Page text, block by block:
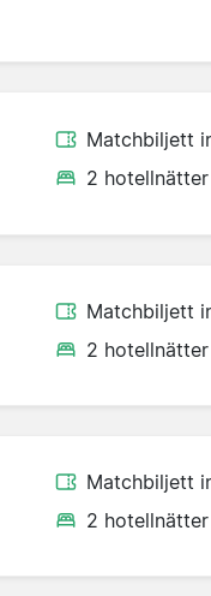
Matchbiljett
2
Matchbiljett
2
Matchbiljett
2